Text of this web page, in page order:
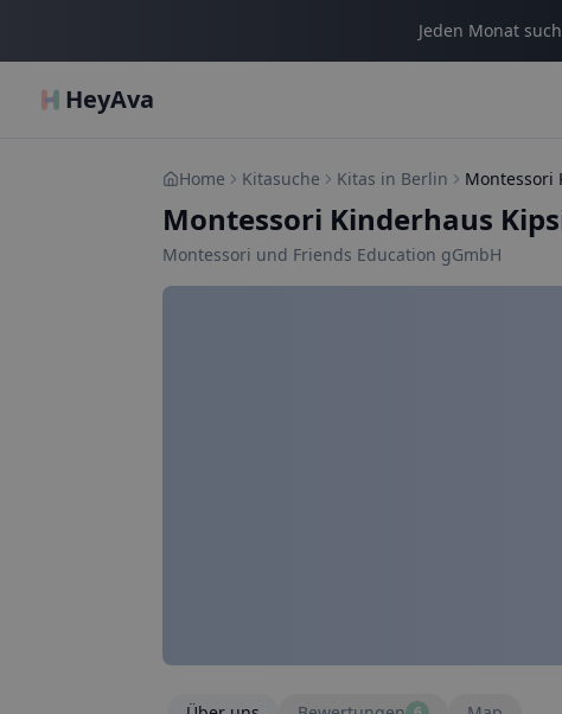
Jeden Monat
HeyAva
Home Kitasuche Kitas in Berlin Montessori
Montessori Kinderhaus
Montessori und Friends Education gGmbH